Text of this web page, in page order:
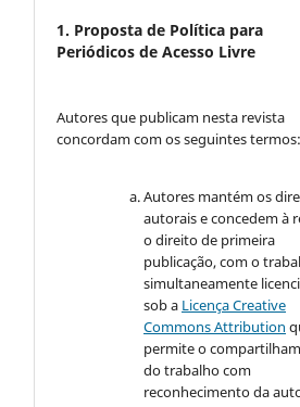
1. Proposta de Política para
Periódicos de Acesso Livre
Autores que publicam nesta revista
concordam com os seguintes termos:
Autores mantém os
autorais e concedem à
o direito de primeira
publicação, com o
simultaneamente
sob a Licença Creative
Commons Attribution
permite o
do trabalho com
reconhecimento da